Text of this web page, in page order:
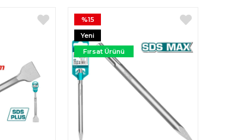
%15
Yeni
Ürün
Fırsat Ürünü